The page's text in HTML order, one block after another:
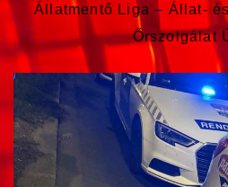
Állatmentő Liga – Állat-
Őrszolgálat